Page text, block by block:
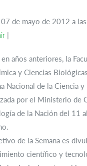
07 de mayo de 2012 a
|
años anteriores, la
y Ciencias
Nacional de la Ciencia
por el Ministerio de
de la Nación del 11
de la Semana es
científico y